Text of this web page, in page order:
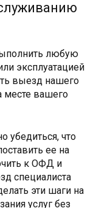
любую
эксплуатацией
выезд нашего
месте вашего
убедиться, что
ее на
к ОФД и
специалиста
эти шаги на
услуг без